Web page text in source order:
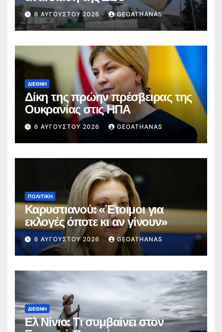
6 ΑΥΓΟΎΣΤΟΥ 2026 GEOATHANAS
ΔΙΕΘΝΉ
Δίκη της πρώην πρέσβειρας της
Ουκρανίας στις ΗΠΑ
6 ΑΥΓΟΎΣΤΟΥ 2026 GEOATHANAS
ΠΟΛΙΤΙΚΉ
Καρυστιανού: «Έτοιμοι για
εκλογές όποτε κι αν γίνουν»
6 ΑΥΓΟΎΣΤΟΥ 2026 GEOATHANAS
ΔΙΕΘΝΉ
Ελ Νίνιο: Τι συμβαίνει στον